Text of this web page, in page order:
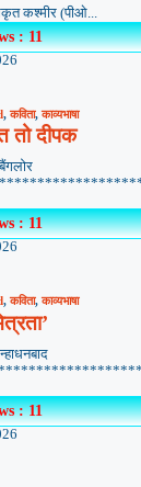
कश्मीर (पीओ...
: 11
,कविता,काव्यभाषा
तो दीपक
: 11
,कविता,काव्यभाषा
: 11